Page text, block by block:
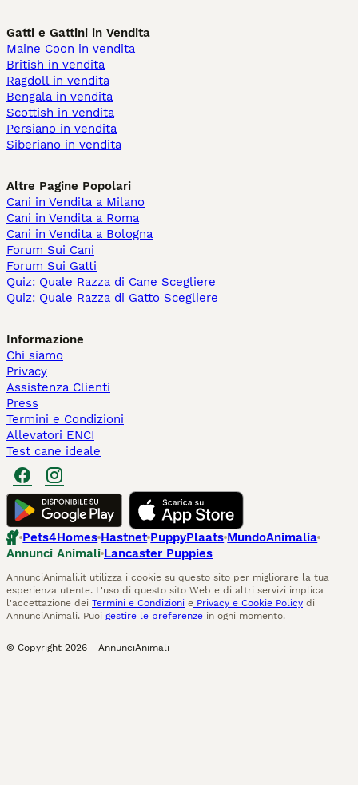
Gatti e Gattini in Vendita
Maine Coon in vendita
British in vendita
Ragdoll in vendita
Bengala in vendita
Scottish in vendita
Persiano in vendita
Siberiano in vendita
Altre Pagine Popolari
Cani in Vendita a Milano
Cani in Vendita a Roma
Cani in Vendita a Bologna
Forum Sui Cani
Forum Sui Gatti
Quiz: Quale Razza di Cane Scegliere
Quiz: Quale Razza di Gatto Scegliere
Informazione
Chi siamo
Privacy
Assistenza Clienti
Press
Termini e Condizioni
Allevatori ENCI
Test cane ideale
Pets4Homes Hastnet PuppyPlaats MundoAnimalia
Annunci Animali Lancaster Puppies
AnnunciAnimali.it utilizza i cookie su questo sito per migliorare la tua
esperienza utente. L'uso di questo sito Web e di altri servizi implica
l'accettazione dei Termini e Condizioni e Privacy e Cookie Policy di
AnnunciAnimali. Puoi gestire le preferenze in ogni momento.
© Copyright 2026 - AnnunciAnimali